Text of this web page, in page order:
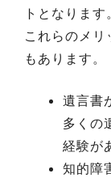
トとなりま
これらのメリ
もあります。
遺言書
多くの
経験が
知的障